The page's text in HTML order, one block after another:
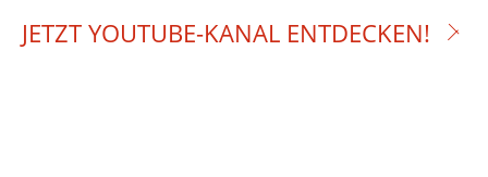
JETZT YOUTUBE-KANAL ENTDECKEN!